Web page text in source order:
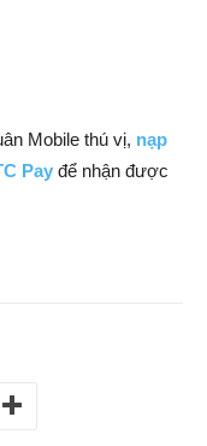
Mobile thú vị, nạp
Pay để nhận được